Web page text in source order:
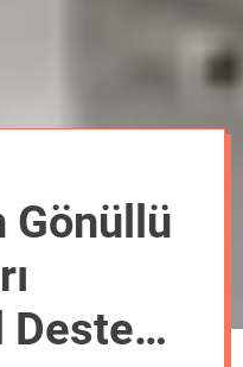
Gönüllü
Destek